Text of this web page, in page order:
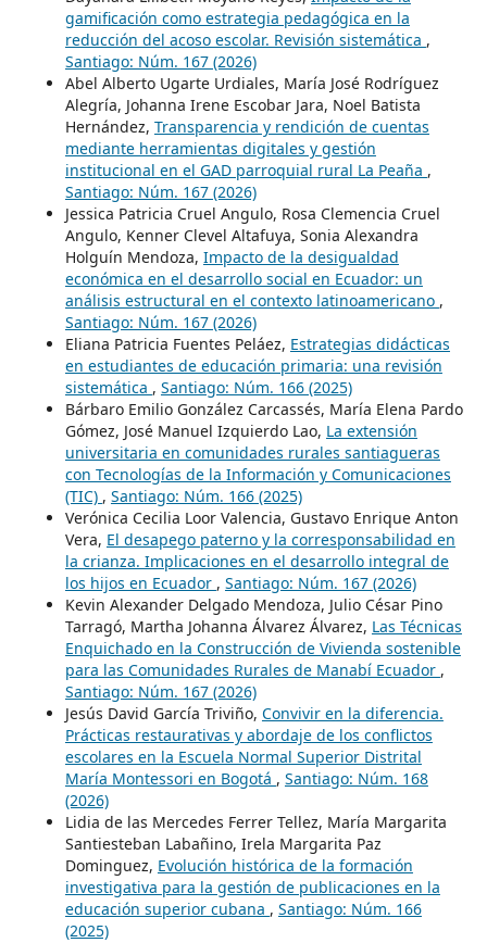
gamificación como estrategia pedagógica en la
reducción del acoso escolar. Revisión sistemática ,
Santiago: Núm. 167 (2026)
Abel Alberto Ugarte Urdiales, María José Rodríguez
Alegría, Johanna Irene Escobar Jara, Noel Batista
Hernández, Transparencia y rendición de cuentas
mediante herramientas digitales y gestión
institucional en el GAD parroquial rural La Peaña ,
Santiago: Núm. 167 (2026)
Jessica Patricia Cruel Angulo, Rosa Clemencia Cruel
Angulo, Kenner Clevel Altafuya, Sonia Alexandra
Holguín Mendoza, Impacto de la desigualdad
económica en el desarrollo social en Ecuador: un
análisis estructural en el contexto latinoamericano ,
Santiago: Núm. 167 (2026)
Eliana Patricia Fuentes Peláez, Estrategias didácticas
en estudiantes de educación primaria: una revisión
sistemática , Santiago: Núm. 166 (2025)
Bárbaro Emilio González Carcassés, María Elena Pardo
Gómez, José Manuel Izquierdo Lao, La extensión
universitaria en comunidades rurales santiagueras
con Tecnologías de la Información y Comunicaciones
(TIC) , Santiago: Núm. 166 (2025)
Verónica Cecilia Loor Valencia, Gustavo Enrique Anton
Vera, El desapego paterno y la corresponsabilidad en
la crianza. Implicaciones en el desarrollo integral de
los hijos en Ecuador , Santiago: Núm. 167 (2026)
Kevin Alexander Delgado Mendoza, Julio César Pino
Tarragó, Martha Johanna Álvarez Álvarez, Las Técnicas
Enquichado en la Construcción de Vivienda sostenible
para las Comunidades Rurales de Manabí Ecuador ,
Santiago: Núm. 167 (2026)
Jesús David García Triviño, Convivir en la diferencia.
Prácticas restaurativas y abordaje de los conflictos
escolares en la Escuela Normal Superior Distrital
María Montessori en Bogotá , Santiago: Núm. 168
(2026)
Lidia de las Mercedes Ferrer Tellez, María Margarita
Santiesteban Labañino, Irela Margarita Paz
Dominguez, Evolución histórica de la formación
investigativa para la gestión de publicaciones en la
educación superior cubana , Santiago: Núm. 166
(2025)